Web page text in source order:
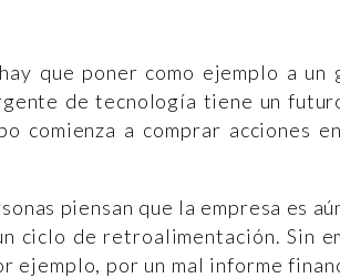
que poner como ejemplo a
de tecnología tiene un
comienza a comprar acciones
piensan que la empresa es
ciclo de retroalimentación. Sin
ejemplo, por un mal informe